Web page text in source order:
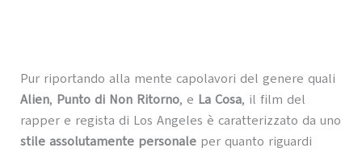
Pur riportando alla mente capolavori del genere quali
Alien, Punto di Non Ritorno, e La Cosa, il film del
rapper e regista di Los Angeles è caratterizzato da uno
stile assolutamente personaleper quanto riguardi